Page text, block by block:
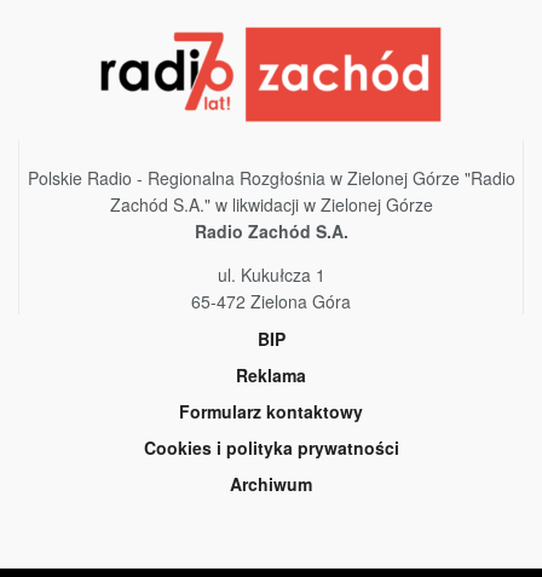
Polskie Radio - Regionalna Rozgłośnia w Zielonej Górze "Radio
Zachód S.A." w likwidacji w Zielonej Górze
Radio Zachód S.A.
ul. Kukułcza 1
65-472 Zielona Góra
BIP
Reklama
Formularz kontaktowy
Cookies i polityka prywatności
Archiwum